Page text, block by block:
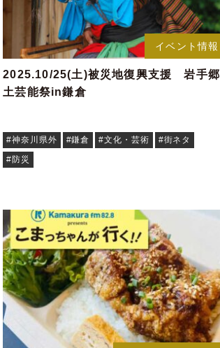
イベント情報
2025.10/25(土)被災地復興支援 岩手郷
土芸能祭in鎌倉
#神奈川県外 #鎌倉 #文化・芸術
#街ネタ
#防災